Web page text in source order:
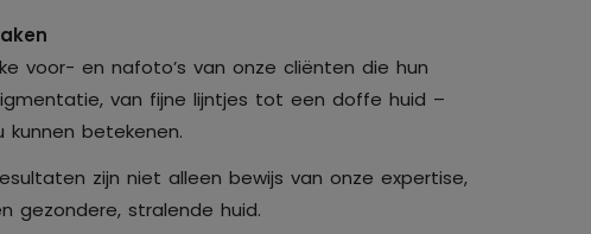
voor- en nafoto’s van onze cliënten die hun
van fijne lijntjes tot een doffe huid –
betekenen.
zijn niet alleen bewijs van onze expertise,
stralende huid.